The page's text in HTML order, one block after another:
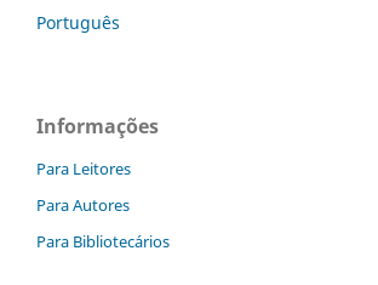
Português
Informações
Para Leitores
Para Autores
Para Bibliotecários